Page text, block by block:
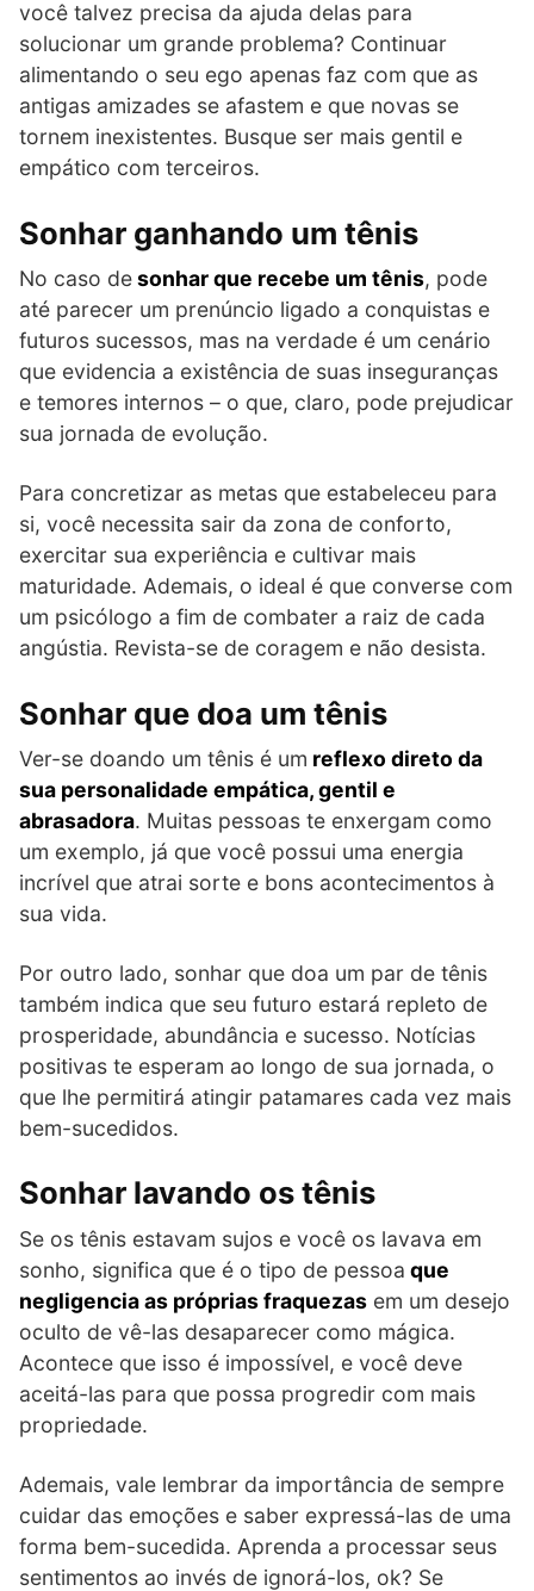
você talvez precisa da ajuda delas para
solucionar um grande problema? Continuar
alimentando o seu ego apenas faz com que as
antigas amizades se afastem e que novas se
tornem inexistentes. Busque ser mais gentil e
empático com terceiros.
Sonhar ganhando um tênis
No caso desonhar que recebe um tênis, pode
até parecer um prenúncio ligado a conquistas e
futuros sucessos, mas na verdade é um cenário
que evidencia a existência de suas inseguranças
e temores internos – o que, claro, pode prejudicar
sua jornada de evolução.
Para concretizar as metas que estabeleceu para
si, você necessita sair da zona de conforto,
exercitar sua experiência e cultivar mais
maturidade. Ademais, o ideal é que converse com
um psicólogo a fim de combater a raiz de cada
angústia. Revista-se de coragem e não desista.
Sonhar que doa um tênis
Ver-se doando um tênis é um reflexo direto da
sua personalidade empática, gentil e
abrasadora. Muitas pessoas te enxergam como
um exemplo, já que você possui uma energia
incrível que atrai sorte e bons acontecimentos à
sua vida.
Por outro lado, sonhar que doa um par de tênis
também indica que seu futuro estará repleto de
prosperidade, abundância e sucesso. Notícias
positivas te esperam ao longo de sua jornada, o
que lhe permitirá atingir patamares cada vez mais
bem-sucedidos.
Sonhar lavando os tênis
Se os tênis estavam sujos e você os lavava em
sonho, significa que é o tipo de pessoa que
negligencia as próprias fraquezas em um desejo
oculto de vê-las desaparecer como mágica.
Acontece que isso é impossível, e você deve
aceitá-las para que possa progredir com mais
propriedade.
Ademais, vale lembrar da importância de sempre
cuidar das emoções e saber expressá-las de uma
forma bem-sucedida. Aprenda a processar seus
sentimentos ao invés de ignorá-los, ok? Se